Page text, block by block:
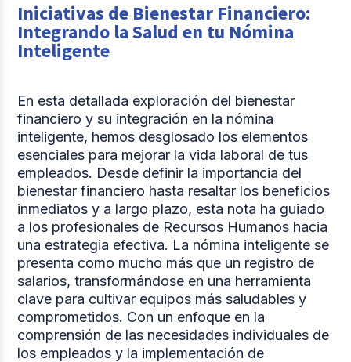
Iniciativas de Bienestar Financiero:
Integrando la Salud en tu Nómina
Inteligente
En esta detallada exploración del bienestar
financiero y su integración en la nómina
inteligente, hemos desglosado los elementos
esenciales para mejorar la vida laboral de tus
empleados. Desde definir la importancia del
bienestar financiero hasta resaltar los beneficios
inmediatos y a largo plazo, esta nota ha guiado
a los profesionales de Recursos Humanos hacia
una estrategia efectiva. La nómina inteligente se
presenta como mucho más que un registro de
salarios, transformándose en una herramienta
clave para cultivar equipos más saludables y
comprometidos. Con un enfoque en la
comprensión de las necesidades individuales de
los empleados y la implementación de